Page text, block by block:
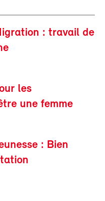
: travail de
les
une femme
: Bien